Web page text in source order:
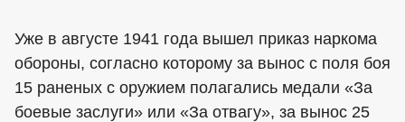
Уже в августе 1941 года вышел приказ наркома
обороны, согласно которому за вынос с поля боя
15 раненых с оружием полагались медали «За
боевые заслуги» или «За отвагу», за вынос 25